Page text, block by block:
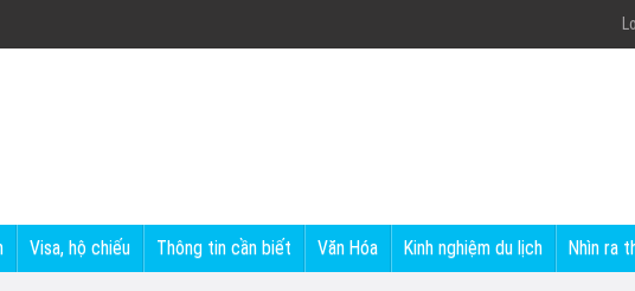
Visa, hộ chiếu Thông tin cần biết Văn Hóa Kinh nghiệm du lịch Nhìn ra